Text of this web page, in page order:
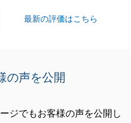
最新の評価はこちら
の声を公開
ジでもお客様の声を公開し